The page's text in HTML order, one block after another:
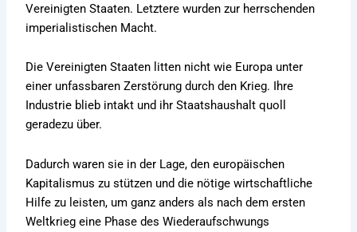
Vereinigten Staaten. Letztere wurden zur herrschenden
imperialistischen Macht.
Die Vereinigten Staaten litten nicht wie Europa unter
einer unfassbaren Zerstörung durch den Krieg. Ihre
Industrie blieb intakt und ihr Staatshaushalt quoll
geradezu über.
Dadurch waren sie in der Lage, den europäischen
Kapitalismus zu stützen und die nötige wirtschaftliche
Hilfe zu leisten, um ganz anders als nach dem ersten
Weltkrieg eine Phase des Wiederaufschwungs